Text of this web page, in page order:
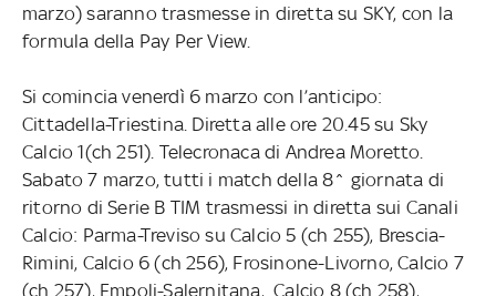
marzo) saranno trasmesse in diretta su SKY, con la
formula della Pay Per View.
Si comincia venerdì 6 marzo con l’anticipo:
Cittadella-Triestina. Diretta alle ore 20.45 su Sky
Calcio 1(ch 251). Telecronaca di Andrea Moretto.
Sabato 7 marzo, tutti i match della 8^ giornata di
ritorno di Serie B TIM trasmessi in diretta sui Canali
Calcio: Parma-Treviso su Calcio 5 (ch 255), Brescia-
Rimini, Calcio 6 (ch 256), Frosinone-Livorno, Calcio 7
(ch 257), Empoli-Salernitana, Calcio 8 (ch 258),